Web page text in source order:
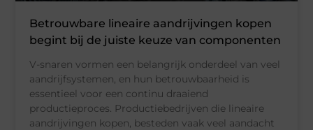
Betrouwbare lineaire aandrijvingen kopen
begint bij de juiste keuze van componenten
V-snaren vormen een belangrijk onderdeel van veel
aandrijfsystemen, en hun betrouwbaarheid is
essentieel voor een continu draaiend
productieproces. Productiebedrijven die lineaire
aandrijvingen kopen, besteden vaak veel aandacht